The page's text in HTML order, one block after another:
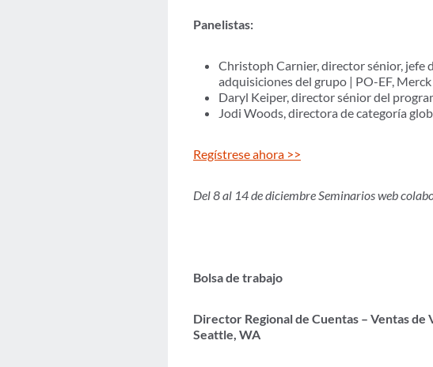
Panelistas:
Christoph Carnier, director sénior, jefe
adquisiciones del grupo | PO-EF,
Daryl Keiper, director sénior del
Jodi Woods, directora de categoría
Regístrese ahora >>
Del 8 al 14 de diciembre Seminarios web
Bolsa de trabajo
Director Regional de Cuentas – Ventas de
Seattle, WA